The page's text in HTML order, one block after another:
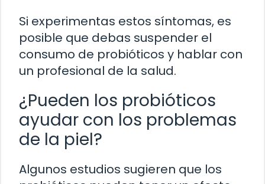
Si experimentas estos síntomas, es
posible que debas suspender el
consumo de probióticos y hablar con
un profesional de la salud.
¿Pueden los probióticos
ayudar con los problemas
de la piel?
Algunos estudios sugieren que los